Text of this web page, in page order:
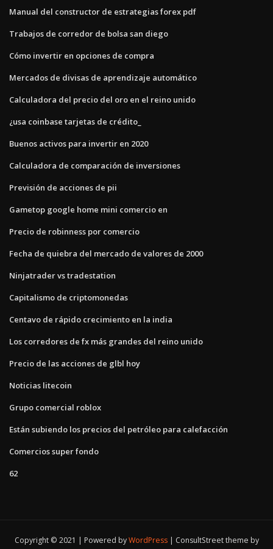
Manual del constructor de estrategias forex pdf
Trabajos de corredor de bolsa san diego
Cómo invertir en opciones de compra
Mercados de divisas de aprendizaje automático
Calculadora del precio del oro en el reino unido
¿usa coinbase tarjetas de crédito_
Buenos activos para invertir en 2020
Calculadora de comparación de inversiones
Previsión de acciones de pii
Gametop google home mini comercio en
Precio de robinness por comercio
Fecha de quiebra del mercado de valores de 2000
Ninjatrader vs tradestation
Capitalismo de criptomonedas
Centavo de rápido crecimiento en la india
Los corredores de fx más grandes del reino unido
Precio de las acciones de glbl hoy
Noticias litecoin
Grupo comercial roblox
Están subiendo los precios del petróleo para calefacción
Comercios super fondo
62
Copyright © 2021 | Powered byWordPress
ConsultStreet theme by